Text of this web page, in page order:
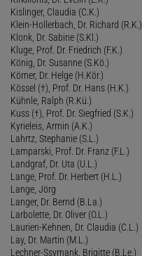
Kislinger, Claudia (C.K.)
Klein-Hollerbach, Dr. Richard (R.K.)
Klonk, Dr. Sabine (S.Kl.)
Kluge, Prof. Dr. Friedrich (F.K.)
König, Dr. Susanne (S.Kö.)
Körner, Dr. Helge (H.Kör.)
Kössel (†), Prof. Dr. Hans (H.K.)
Kühnle, Ralph (R.Kü.)
Kuss (†), Prof. Dr. Siegfried (S.K.)
Kyrieleis, Armin (A.K.)
Lahrtz, Stephanie (S.L.)
Lamparski, Prof. Dr. Franz (F.L.)
Landgraf, Dr. Uta (U.L.)
Lange, Prof. Dr. Herbert (H.L.)
Lange, Jörg
Langer, Dr. Bernd (B.La.)
Larbolette, Dr. Oliver (O.L.)
Laurien-Kehnen, Dr. Claudia (C.L.)
Lay, Dr. Martin (M.L.)
Lechner-Ssymank, Brigitte (B.Le.)